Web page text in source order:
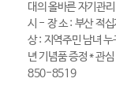
대의 올바른 자기관
시 - 장 소 : 부산 적
상 : 지역주민 남녀
년 기념품 증정 * 관
850-8519